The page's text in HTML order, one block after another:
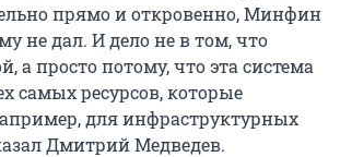
прямо и откровенно, Минфин
не дал. И дело не в том, что
а просто потому, что эта система
самых ресурсов, которые
для инфраструктурных
Дмитрий Медведев.